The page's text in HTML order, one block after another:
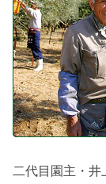
二代目園主・